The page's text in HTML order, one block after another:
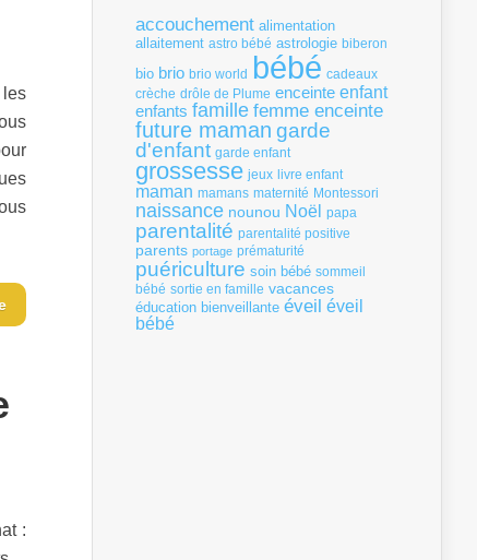
:
accouchement alimentation
allaitement astro bébé astrologie biberon
bio brio brio world bébé cadeaux
crèche drôle de Plume enceinte enfant
enfants famille femme enceinte
future maman garde
d'enfant garde enfant
grossesse jeux livre enfant
maman mamans maternité Montessori
naissance nounou Noël papa
parentalité parentalité positive
parents portage prématurité
puériculture soin bébé sommeil
bébé sortie en famille vacances
éducation bienveillante éveil éveil
bébé